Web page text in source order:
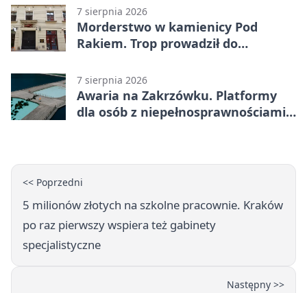
7 sierpnia 2026
Morderstwo w kamienicy Pod
Rakiem. Trop prowadził do
7 sierpnia 2026
Awaria na Zakrzówku. Platformy
dla osób z niepełnosprawnościami
<< Poprzedni
5 milionów złotych na szkolne pracownie. Kraków
po raz pierwszy wspiera też gabinety
specjalistyczne
Następny >>